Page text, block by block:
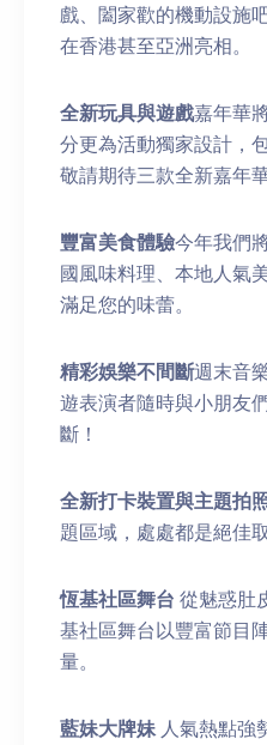
戲、闔家歡的機動設施
在香港甚至亞洲亮相。
全新玩具與遊戲嘉年華
分更為活動獨家設計，
敬請期待三款全新嘉年
豐富美食體驗今年我們
國風味料理、本地人氣
滿足您的味蕾。
精彩娛樂不間斷週末音
遊表演者隨時與小朋友
斷！
全新打卡裝置與主題拍
題區域，處處都是絕佳
恆基社區舞台 從魅惑肚
基社區舞台以豐富節目
量。
藍妹大牌妹人氣熱點強